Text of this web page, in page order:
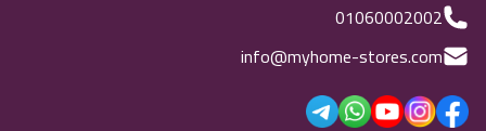
01060002002
info@myhome-stores.com